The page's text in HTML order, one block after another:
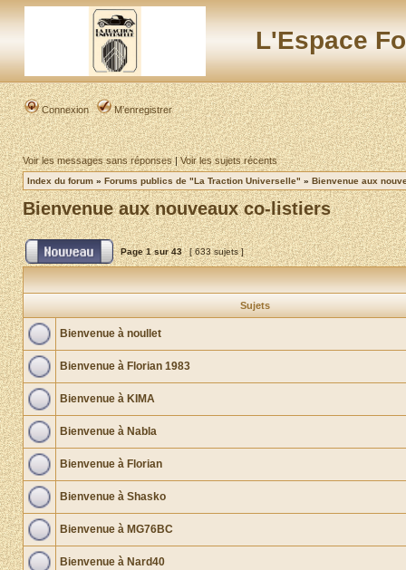
L'Espace
Connexion M’enregistrer
Voir les messages sans réponses|Voir les sujets récents
Index du forum » Forums publics de "La Traction Universelle" » Bienvenue aux
Bienvenue aux nouveaux co-listiers
Page1sur43 [ 633 sujets ]
Sujets
Bienvenue à noullet
Bienvenue à Florian 1983
Bienvenue à KIMA
Bienvenue à Nabla
Bienvenue à Florian
Bienvenue à Shasko
Bienvenue à MG76BC
Bienvenue à Nard40